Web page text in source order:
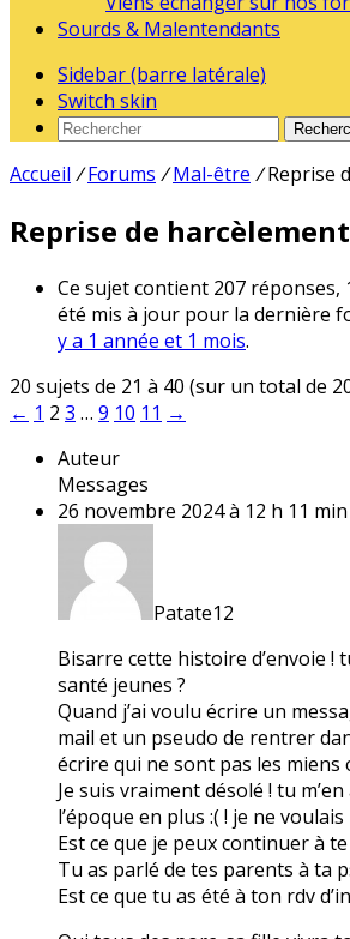
Sourds & Malentendants
Sidebar (barre latérale)
Switch skin
Accueil / Forums / Mal-être / Reprise
Reprise de harcèlement
Ce sujet contient 207 réponses,
été mis à jour pour la dernière
y a 1 année et 1 mois.
20 sujets de 21 à 40 (sur un total de
← 1 2 3 … 9 10 11 →
Auteur
Messages
26 novembre 2024 à 12 h 11 min
Patate12
Bisarre cette histoire d’envoie !
santé jeunes ?
Quand j’ai voulu écrire un
mail et un pseudo de rentrer
écrire qui ne sont pas les miens
Je suis vraiment désolé ! tu
l’époque en plus :( ! je ne
Est ce que je peux continuer à
Tu as parlé de tes parents à ta
Est ce que tu as été à ton rdv